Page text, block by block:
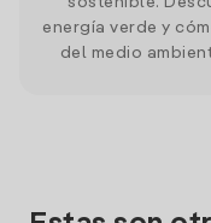
energía verde y
del medio